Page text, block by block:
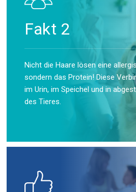
Fakt 2
Nicht die Haare lösen eine
sondern das Protein! Diese
im Urin, im Speichel und in
des Tieres.